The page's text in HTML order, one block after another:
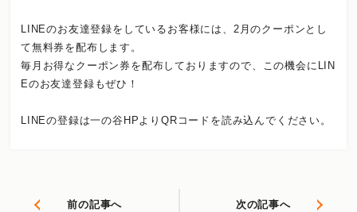
LINEのお友達登録をしているお客様には、2月のクーポンとし
て無料券を配布します。
毎月お得なクーポン券を配布しておりますので、この機会にLIN
Eのお友達登録もぜひ！
LINEの登録は一の谷HPよりQRコードを読み込んでください。
前の記事へ 次の記事へ